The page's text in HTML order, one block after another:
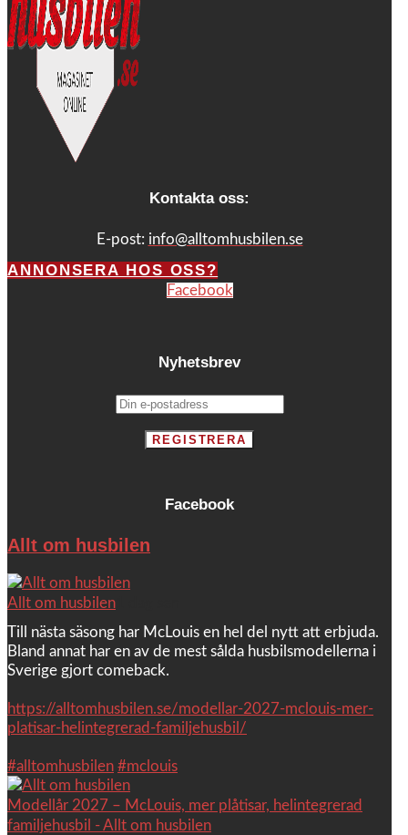
Kontakta oss:
E-post: info@alltomhusbilen.se
ANNONSERA HOS OSS?
Facebook
Nyhetsbrev
Facebook
Allt om husbilen
Allt om husbilen
Till nästa säsong har McLouis en hel del nytt att erbjuda.
Bland annat har en av de mest sålda husbilsmodellerna i
Sverige gjort comeback.
https://alltomhusbilen.se/modellar-2027-mclouis-mer-
platisar-helintegrerad-familjehusbil/
#alltomhusbilen #mclouis
Modellår 2027 – McLouis, mer plåtisar, helintegrerad
familjehusbil - Allt om husbilen